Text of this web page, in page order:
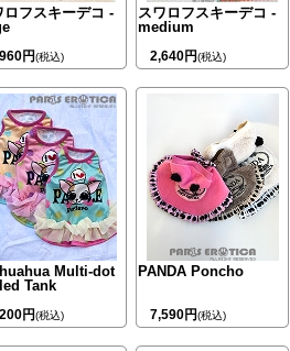
ロフスキーデコ -
円(税込)
スワロフスキーデコ -
medium
2,640円(税込)
Multi-dot
Tank
円(税込)
PANDA Poncho
7,590円(税込)